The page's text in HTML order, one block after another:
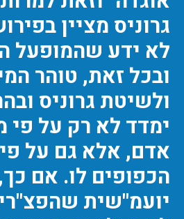
גרוניס מציין
לא ידע שהמופעל
ובכל זאת, טוהר
ולשיטת גרוניס
ימדד לא רק על פי
אדם, אלא גם על
הכפופים לו. אם
יועמ"שית